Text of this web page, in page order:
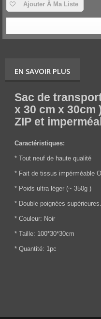
Ajouter À Ma Liste
EN SAVOIR PLUS
Sac de
x 30 cm x 30cm
ZIP et
Caractéristiques:
* Tout neuf de haute qualité
* Fait de tissus impérméable
* Poids ultra léger (~ 350g )
* Double poignées supérieures.
* Couleur: Noir
* Taille: 100*30*30cm
* Quantité: 1pc